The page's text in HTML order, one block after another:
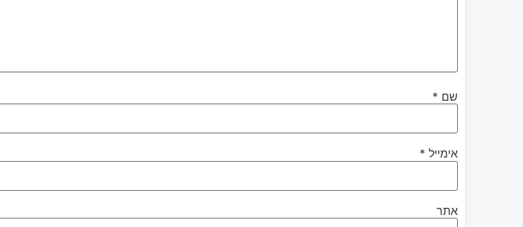
שם *
אימייל *
אתר